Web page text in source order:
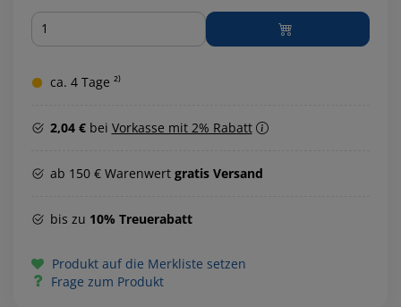
Menge
ca. 4 Tage ²⁾
2,04 €bei Vorkasse mit 2% Rabatt
ab 150 € Warenwert gratis Versand
bis zu 10% Treuerabatt
Produkt auf die Merkliste setzen
Frage zum Produkt